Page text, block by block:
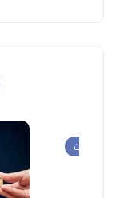
وحوارات